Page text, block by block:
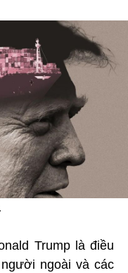
Trump là điều
ngoài và các